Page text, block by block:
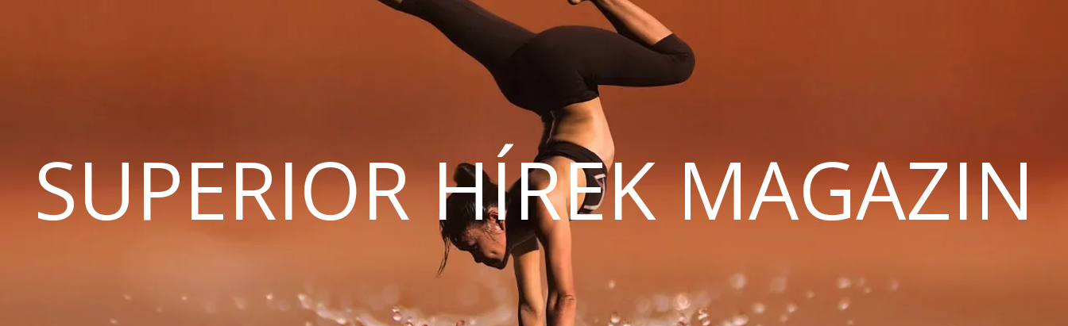
SUPERIOR HÍREK MAGAZIN